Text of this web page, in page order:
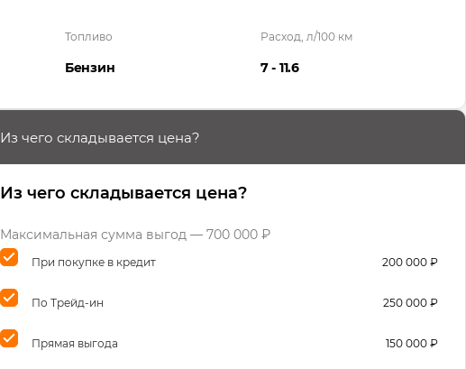
Топливо
Бензин
Расход, л/100 км
7 - 11.6
Из чего складывается цена?
Из чего складывается цена?
Максимальная сумма выгод — 700 000 ₽
При покупке в кредит 200 000 ₽
По Трейд-ин 250 000 ₽
Прямая выгода 150 000 ₽